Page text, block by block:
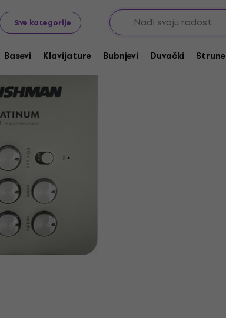
Sve kategorije
Basevi Klavijature Bubnjevi Duvački Strune
Gitarska pojačala Gitarska predpojačala i rack pojačala